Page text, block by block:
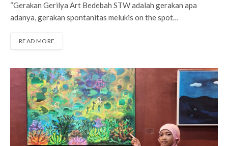
“Gerakan Gerilya Art Bedebah STW adalah gerakan apa
adanya, gerakan spontanitas melukis on the spot…
READ MORE